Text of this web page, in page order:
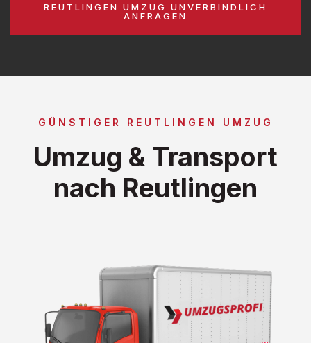
REUTLINGEN UMZUG UNVERBINDLICH
ANFRAGEN
GÜNSTIGER REUTLINGEN UMZUG
Umzug & Transport
nach Reutlingen